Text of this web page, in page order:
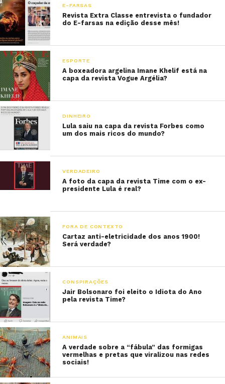
E-FARSAS
Revista Extra Classe entrevista o fundador
do E-farsas na edição desse mês!
ESPORTE
A boxeadora argelina Imane Khelif está na
capa da revista Vogue Argélia?
DINHEIRO
Lula saiu na capa da revista Forbes como
um dos mais ricos do mundo?
VERDADEIRO
A foto da capa da revista Time com o ex-
presidente Lula é real?
FORA DE CONTEXTO
Cartaz anti-eletricidade dos anos 1900!
Será verdade?
CONSPIRAÇÕES
Jair Bolsonaro foi eleito o Idiota do Ano
pela revista Time?
ANIMAIS
A verdade sobre a “fábula” das formigas
vermelhas e pretas que viralizou nas redes
sociais!